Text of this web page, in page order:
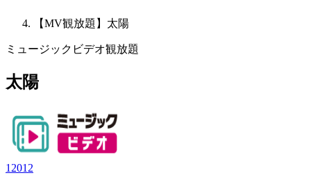
【MV観放題】太陽
ミュージックビデオ観放題
太陽
12012